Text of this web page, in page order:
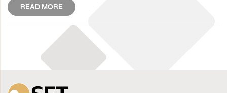
READ MORE